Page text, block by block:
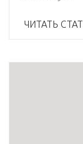
ЧИТАТЬ